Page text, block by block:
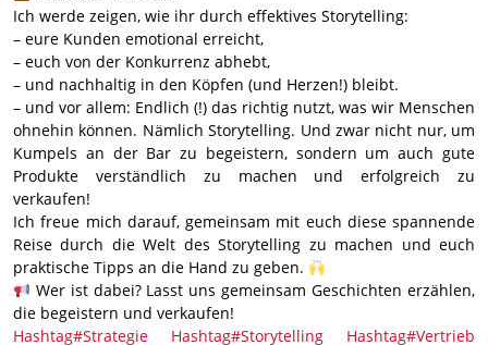
Ich werde zeigen, wie ihr durch effektives Storytelling:
– eure Kunden emotional erreicht,
– euch von der Konkurrenz abhebt,
– und nachhaltig in den Köpfen (und Herzen!) bleibt.
– und vor allem: Endlich (!) das richtig nutzt, was wir Menschen
ohnehin können. Nämlich Storytelling. Und zwar nicht nur, um
Kumpels an der Bar zu begeistern, sondern um auch gute
Produkte verständlich zu machen und erfolgreich zu
verkaufen!
Ich freue mich darauf, gemeinsam mit euch diese spannende
Reise durch die Welt des Storytelling zu machen und euch
praktische Tipps an die Hand zu geben.
Wer ist dabei? Lasst uns gemeinsam Geschichten erzählen,
die begeistern und verkaufen!
Hashtag#Strategie
Hashtag#Storytelling
Hashtag#Vertrieb